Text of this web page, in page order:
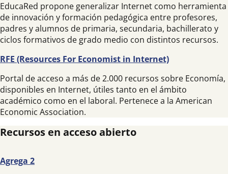
EducaRed propone generalizar Internet como herramienta
de innovación y formación pedagógica entre profesores,
padres y alumnos de primaria, secundaria, bachillerato y
ciclos formativos de grado medio con distintos recursos.
RFE (Resources For Economist in Internet)
Portal de acceso a más de 2.000 recursos sobre Economía,
disponibles en Internet, útiles tanto en el ámbito
académico como en el laboral. Pertenece a la American
Economic Association.
Recursos en acceso abierto
Agrega 2